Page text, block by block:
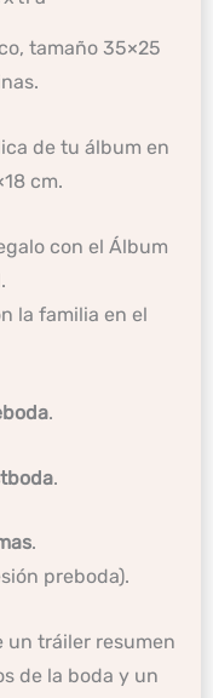
tamaño 35×25
de tu álbum en
cm.
con el Álbum
la familia en el
.
.
.
preboda).
un tráiler resumen
de la boda y un